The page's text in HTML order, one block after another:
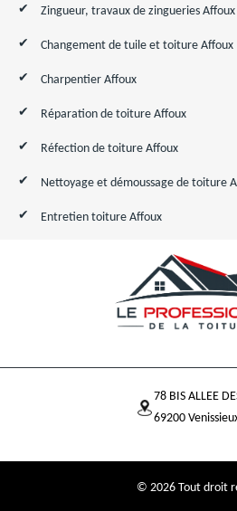
Zingueur, travaux de zingueries Affoux
Changement de tuile et toiture Affoux
Charpentier Affoux
Réparation de toiture Affoux
Réfection de toiture Affoux
Nettoyage et démoussage de toiture
Entretien toiture Affoux
78 BIS ALLEE
69200
© 2026 Tout droit